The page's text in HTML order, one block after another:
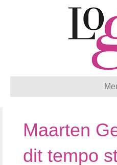
Maarten
dit tempo